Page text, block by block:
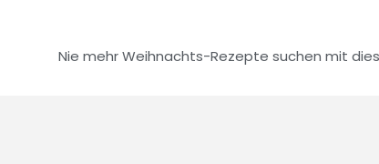
Nie mehr Weihnachts-Rezepte suchen mit